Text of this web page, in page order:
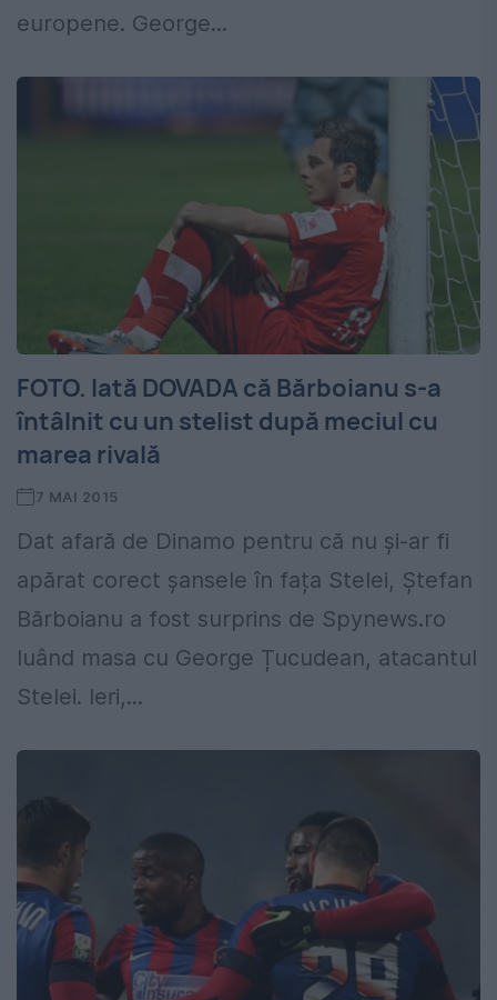
europene. George...
FOTO. Iată DOVADA că Bărboianu s-a
întâlnit cu un stelist după meciul cu
marea rivală
7 MAI 2015
Dat afară de Dinamo pentru că nu și-ar fi
apărat corect șansele în fața Stelei, Ștefan
Bărboianu a fost surprins de Spynews.ro
luând masa cu George Țucudean, atacantul
Stelei. Ieri,...